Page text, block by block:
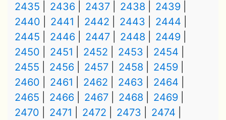
2435
2436 2437 2438
2439
2440
2441 2442 2443
2444
2445
2446 2447 2448
2449
2450
2451 2452 2453
2454
2455
2456 2457 2458
2459
2460
2461 2462 2463
2464
2465
2466 2467 2468
2469
2470
2471 2472 2473
2474